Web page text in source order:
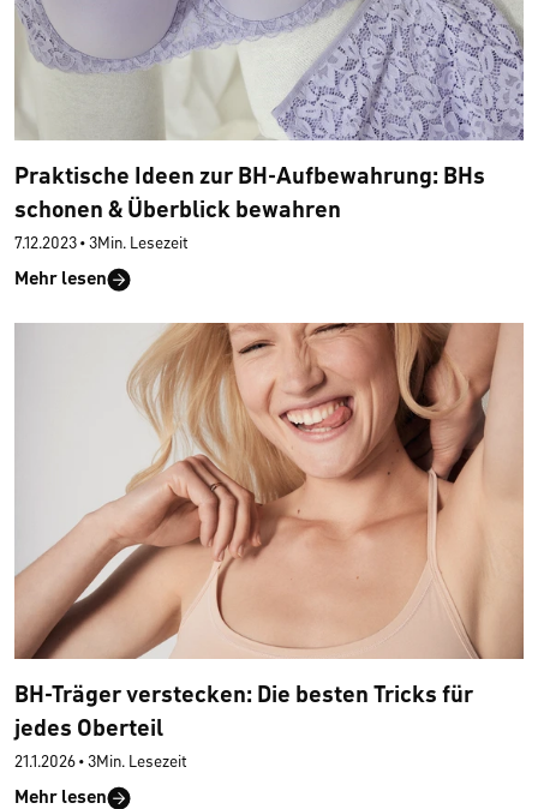
Praktische Ideen zur BH-Aufbewahrung: BHs
schonen & Überblick bewahren
7.12.2023 • 3Min. Lesezeit
Mehr lesen
BH-Träger verstecken: Die besten Tricks für
jedes Oberteil
21.1.2026 • 3Min. Lesezeit
Mehr lesen